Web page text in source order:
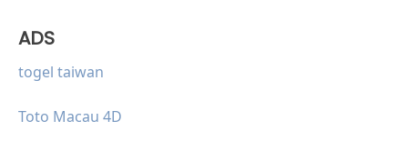
ADS
togel taiwan
Toto Macau 4D